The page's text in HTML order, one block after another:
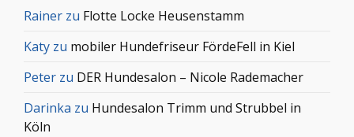
Rainer zu Flotte Locke Heusenstamm
Katy zu mobiler Hundefriseur FördeFell in Kiel
Peter zu DER Hundesalon – Nicole Rademacher
Darinka zu Hundesalon Trimm und Strubbel in
Köln